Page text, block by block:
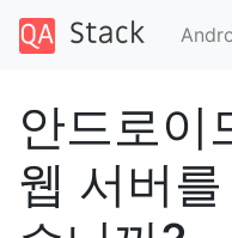
안드로이
웹 서버